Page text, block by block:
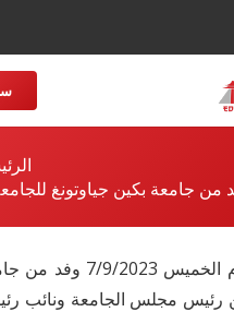
من جامعة بكين جياوتونغ
إجتمع اليوم الخميس
رئيس مجلس الجامعة ونائب